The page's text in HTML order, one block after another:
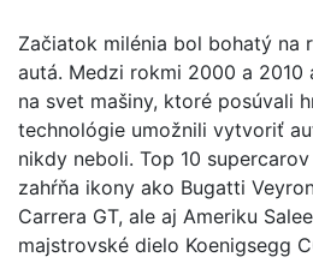
Začiatok milénia bol bohatý na
autá. Medzi rokmi 2000 a 2010
na svet mašiny, ktoré posúvali
technológie umožnili vytvoriť
nikdy neboli. Top 10
zahŕňa ikony ako Bugatti
Carrera GT, ale aj Ameriku
majstrovské dielo Koenigsegg